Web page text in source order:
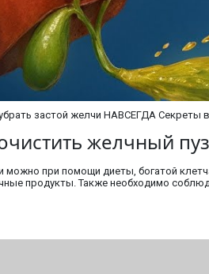
застой желчи НАВСЕГДА Секреты
желчный
можно при помощи диеты, богатой
продукты. Также необходимо